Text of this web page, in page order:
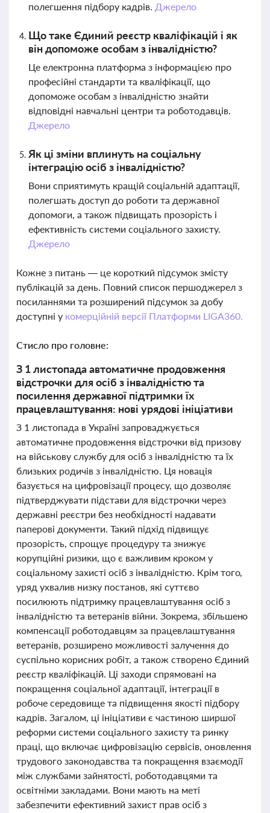
полегшення підбору кадрів. Джерело
Що таке Єдиний реєстр кваліфікацій і як
він допоможе особам з інвалідністю?
Це електронна платформа з інформацією про
професійні стандарти та кваліфікації, що
допоможе особам з інвалідністю знайти
відповідні навчальні центри та роботодавців.
Джерело
Як ці зміни вплинуть на соціальну
інтеграцію осіб з інвалідністю?
Вони сприятимуть кращій соціальній адаптації,
полегшать доступ до роботи та державної
допомоги, а також підвищать прозорість і
ефективність системи соціального захисту.
Джерело
Кожне з питань — це короткий підсумок змісту
публікацій за день. Повний список першоджерел з
посиланнями та розширений підсумок за добу
доступні у комерційній версії Платформи LIGA360.
Стисло про головне:
З 1 листопада автоматичне продовження
відстрочки для осіб з інвалідністю та
посилення державної підтримки їх
працевлаштування: нові урядові ініціативи
З 1 листопада в Україні запроваджується
автоматичне продовження відстрочки від призову
на військову службу для осіб з інвалідністю та їх
близьких родичів з інвалідністю. Ця новація
базується на цифровізації процесу, що дозволяє
підтверджувати підстави для відстрочки через
державні реєстри без необхідності надавати
паперові документи. Такий підхід підвищує
прозорість, спрощує процедуру та знижує
корупційні ризики, що є важливим кроком у
соціальному захисті осіб з інвалідністю. Крім того,
уряд ухвалив низку постанов, які суттєво
посилюють підтримку працевлаштування осіб з
інвалідністю та ветеранів війни. Зокрема, збільшено
компенсації роботодавцям за працевлаштування
ветеранів, розширено можливості залучення до
суспільно корисних робіт, а також створено Єдиний
реєстр кваліфікацій. Ці заходи спрямовані на
покращення соціальної адаптації, інтеграції в
робоче середовище та підвищення якості підбору
кадрів. Загалом, ці ініціативи є частиною ширшої
реформи системи соціального захисту та ринку
праці, що включає цифровізацію сервісів, оновлення
трудового законодавства та покращення взаємодії
між службами зайнятості, роботодавцями та
освітніми закладами. Вони мають на меті
забезпечити ефективний захист прав осіб з